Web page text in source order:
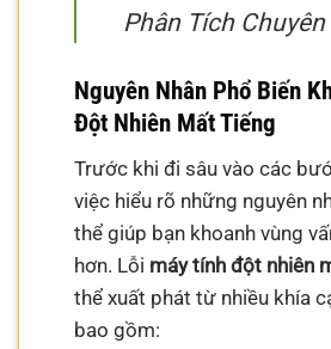
Phân Tích Chuyên
Nguyên Nhân Phổ Biến
Đột Nhiên Mất Tiếng
Trước khi đi sâu vào các
việc hiểu rõ những nguyên
thể giúp bạn khoanh vùng
hơn. Lỗi máy tính đột nhiên
thể xuất phát từ nhiều khía
bao gồm: